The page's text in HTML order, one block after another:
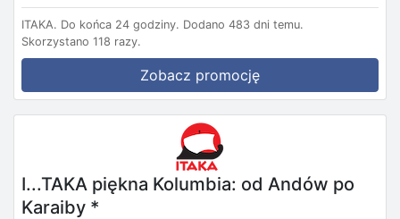
ITAKA. Do końca 24 godziny. Dodano 483 dni temu.
Skorzystano 118 razy.
Zobacz promocję
I...TAKA piękna Kolumbia: od Andów po
Karaiby *